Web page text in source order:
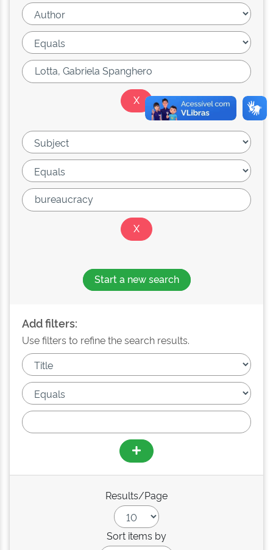
Start a new search
Add filters:
Use filters to refine the search results.
Results/Page
Sort items by